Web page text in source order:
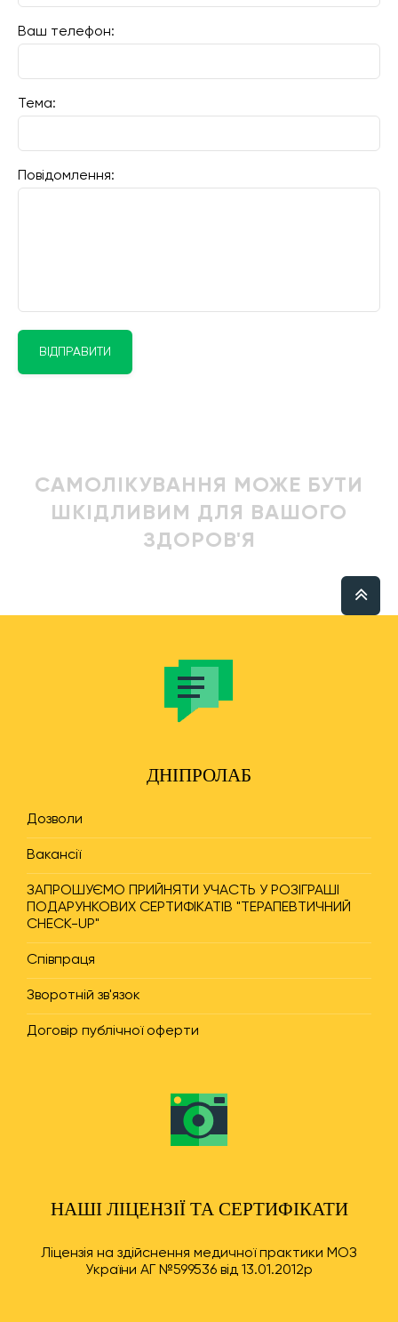
Ваш телефон:
Тема:
Повідомлення:
ВІДПРАВИТИ
САМОЛІКУВАННЯ МОЖЕ БУТИ
ШКІДЛИВИМ ДЛЯ ВАШОГО
ЗДОРОВ'Я
ДНІПРОЛАБ
Дозволи
Вакансії
ЗАПРОШУЄМО ПРИЙНЯТИ УЧАСТЬ У РОЗІГРАШІ
ПОДАРУНКОВИХ СЕРТИФІКАТІВ "ТЕРАПЕВТИЧНИЙ
CHECK-UP"
Співпраця
Зворотній зв'язок
Договір публічної оферти
НАШІ ЛІЦЕНЗІЇ ТА СЕРТИФІКАТИ
Ліцензія на здійснення медичної практики МОЗ
України АГ №599536 від 13.01.2012р